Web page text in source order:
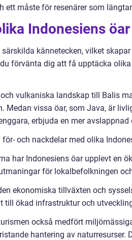
ett måste för resenärer som
Indonesiens
kännetecken, vilket
förvänta dig att få upptäcka
vulkaniska landskap till Balis
Medan vissa öar, som Java, är
erbjuda en mer
och nackdelar med olika
har Indonesiens öar upplevt en
för lokalbefolkningen
ekonomiska tillväxten och
till ökad infrastruktur och
också medfört
hantering av naturresurser.